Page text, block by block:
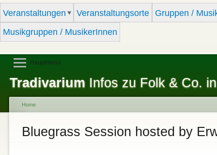
Veranstaltungen Veranstaltungsorte
Gruppen /
Musikgruppen / MusikerInnen
Tradivarium Infos zu Folk & Co.
Hauptmenü
You are here
Home
Bluegrass Session hosted by